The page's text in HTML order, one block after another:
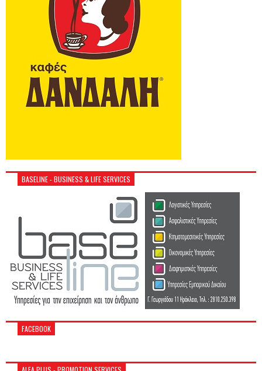
BASELINE - BUSINESS & LIFE SERVICES
FACEBOOK